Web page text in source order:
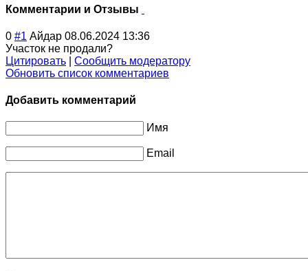
Комментарии и Отзывы
0 #1 Айдар 08.06.2024 13:36
Участок не продали?
Цитировать
Сообщить модератору
Обновить список комментариев
Добавить комментарий
Имя
Email